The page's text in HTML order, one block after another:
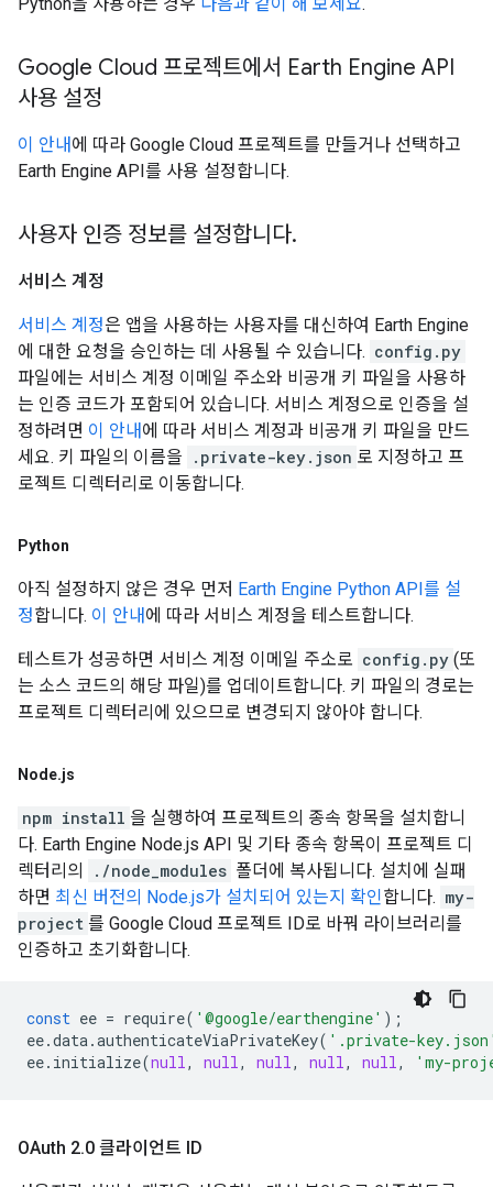
Google Cloud 프로젝트에서 Earth Engine API
사용 설정
이 안내 에 따라 Google Cloud 프로젝트를 만들거나 선택하고
Earth Engine API를 사용 설정합니다.
사용자 인증 정보를 설정합니다.
서비스 계정
서비스 계정은 앱을 사용하는 사용자를 대신하여 Earth Engine
에 대한 요청을 승인하는 데 사용될 수 있습니다. config.py
파일에는 서비스 계정 이메일 주소와 비공개 키 파일을 사용하
는 인증 코드가 포함되어 있습니다. 서비스 계정으로 인증을 설
정하려면 이 안내 에 따라 서비스 계정과 비공개 키 파일을 만드
세요. 키 파일의 이름을
.private-key.json 로 지정하고 프
로젝트 디렉터리로 이동합니다.
Python
아직 설정하지 않은 경우 먼저 Earth Engine Python API를 설
정합니다. 이 안내 에 따라 서비스 계정을 테스트합니다.
테스트가 성공하면 서비스 계정 이메일 주소로 config.py (또
는 소스 코드의 해당 파일)를 업데이트합니다. 키 파일의 경로는
프로젝트 디렉터리에 있으므로 변경되지 않아야 합니다.
Node.js
npm install 을 실행하여 프로젝트의 종속 항목을 설치합니
다. Earth Engine Node.js API 및 기타 종속 항목이 프로젝트 디
렉터리의
./node_modules 폴더에 복사됩니다. 설치에 실패
하면 최신 버전의 Node.js가 설치되어 있는지 확인합니다. my-
project 를 Google Cloud 프로젝트 ID로 바꿔 라이브러리를
인증하고 초기화합니다.
const ee = require( '@google/earthengine' );
ee.data.authenticateViaPrivateKey( '.private-
ee. initialize(null, null, null, null, null, 'my-
OAuth 2.0 클라이언트 ID